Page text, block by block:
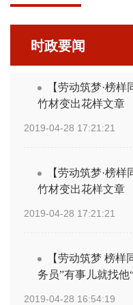
时政要闻
【劳动筑梦·榜
竹材变出花样文章
2019-04-28 17:21:21
【劳动筑梦·榜
竹材变出花样文章
2019-04-28 17:21:21
【劳动筑梦 榜样
务员”有事儿就找他
2019-04-28 16:54:19